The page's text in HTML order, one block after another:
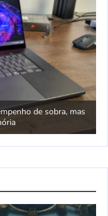
de sobra, mas